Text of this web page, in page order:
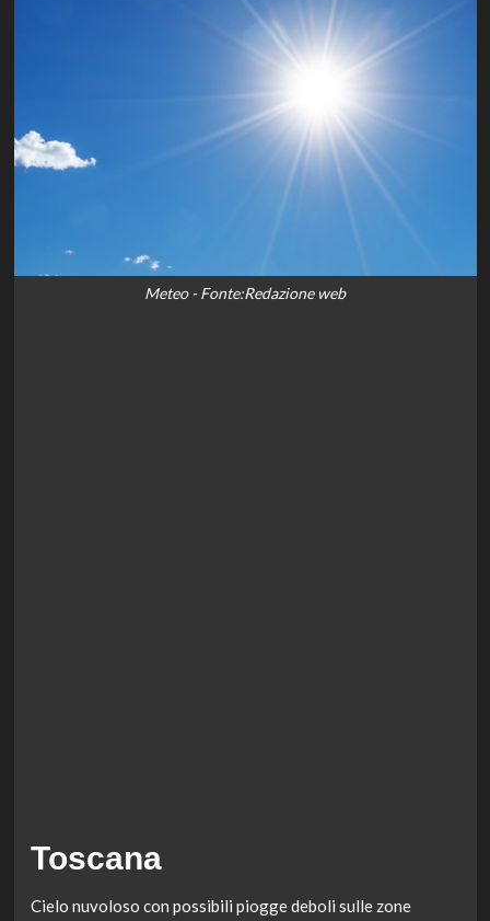
Meteo - Fonte:Redazione web
Toscana
Cielo nuvoloso con possibili piogge deboli sulle zone